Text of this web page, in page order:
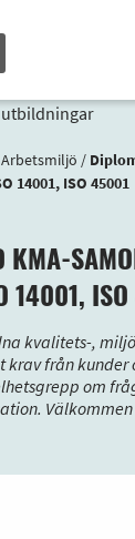
Arbetsmiljö /
14001, ISO 45001
KMA-
14001,
kvalitets-,
krav från kunder
om